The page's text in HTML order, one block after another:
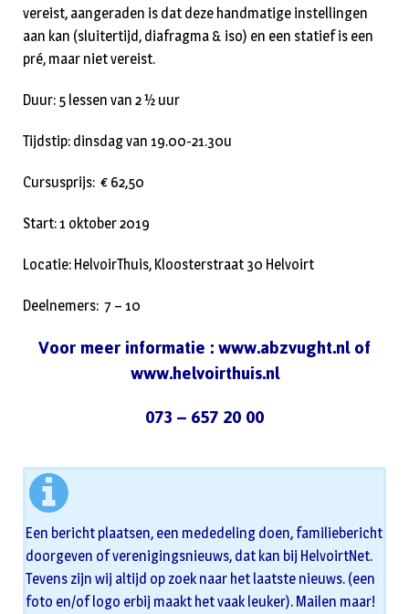
vereist, aangeraden is dat deze handmatige instellingen
aan kan (sluitertijd, diafragma & iso) en een statief is een
pré, maar niet vereist.
Duur: 5 lessen van 2 ½ uur
Tijdstip: dinsdag van 19.00-21.30u
Cursusprijs: € 62,50
Start: 1 oktober 2019
Locatie: HelvoirThuis, Kloosterstraat 30 Helvoirt
Deelnemers: 7 – 10
Voor meer informatie :www.abzvught.nlof
www.helvoirthuis.nl
073 – 657 20 00
Een bericht plaatsen, een mededeling doen, familiebericht
doorgeven of verenigingsnieuws, dat kan bij HelvoirtNet.
Tevens zijn wij altijd op zoek naar het laatste nieuws. (een
foto en/of logo erbij maakt het vaak leuker). Mailen maar!